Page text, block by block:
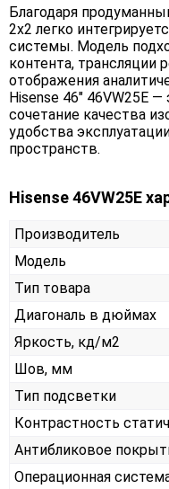
Благодаря
2х2 легко
системы. Модель
контента, трансляции
отображения
Hisense 46" 46VW25E
сочетание качества
удобства
пространств.
Hisense 46VW25E
Производитель
Модель
Тип товара
Диагональ в дюймах
Яркость, кд/м2
Шов, мм
Тип подсветки
Контрастность
Антибликовое
Операционная